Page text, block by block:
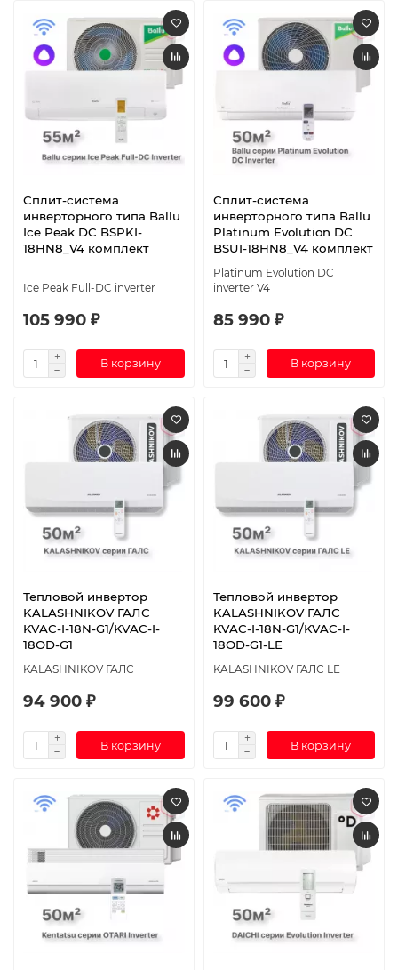
Сплит-система
инверторного типа Ballu
Ice Peak DC BSPKI-
18HN8_V4 комплект
Ice Peak Full-DC inverter
105 990 ₽
В корзину
Сплит-система
инверторного типа Ballu
Platinum Evolution DC
BSUI-18HN8_V4 комплект
Platinum Evolution DC
inverter V4
85 990 ₽
В корзину
Тепловой инвертор
KALASHNIKOV ГАЛС
KVAC-I-18N-G1/KVAC-I-
18OD-G1
KALASHNIKOV ГАЛС
94 900 ₽
В корзину
Тепловой инвертор
KALASHNIKOV ГАЛС
KVAC-I-18N-G1/KVAC-I-
18OD-G1-LE
KALASHNIKOV ГАЛС LE
99 600 ₽
В корзину